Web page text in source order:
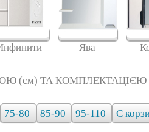
Ява
(см) ТА
75-80 85-90 95-110 С